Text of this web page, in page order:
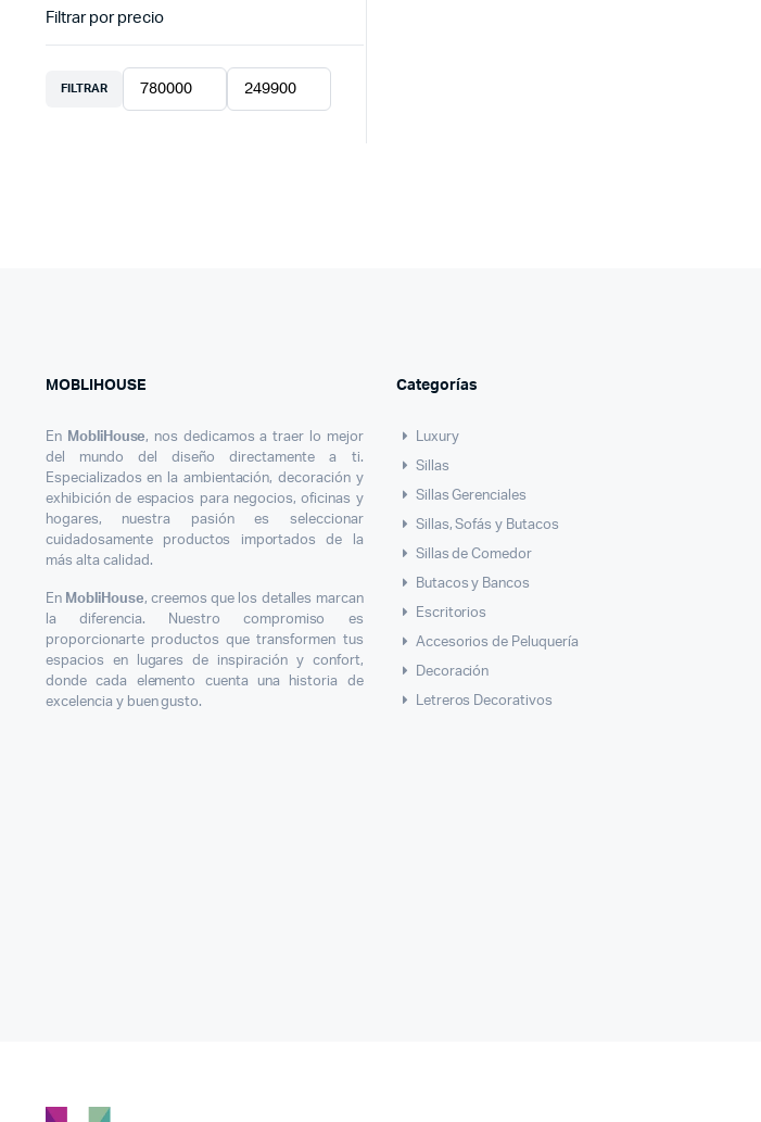
Filtrar por precio
FILTRAR
MOBLIHOUSE
En MobliHouse, nos dedicamos a traer lo mejor
del mundo del diseño directamente a ti.
Especializados en la ambientación, decoración y
exhibición de espacios para negocios, oficinas y
hogares, nuestra pasión es seleccionar
cuidadosamente productos importados de la
más alta calidad.
En MobliHouse, creemos que los detalles marcan
la diferencia. Nuestro compromiso es
proporcionarte productos que transformen tus
espacios en lugares de inspiración y confort,
donde cada elemento cuenta una historia de
excelencia y buen gusto.
Categorías
Luxury
Sillas
Sillas Gerenciales
Sillas, Sofás y Butacos
Sillas de Comedor
Butacos y Bancos
Escritorios
Accesorios de Peluquería
Decoración
Letreros Decorativos